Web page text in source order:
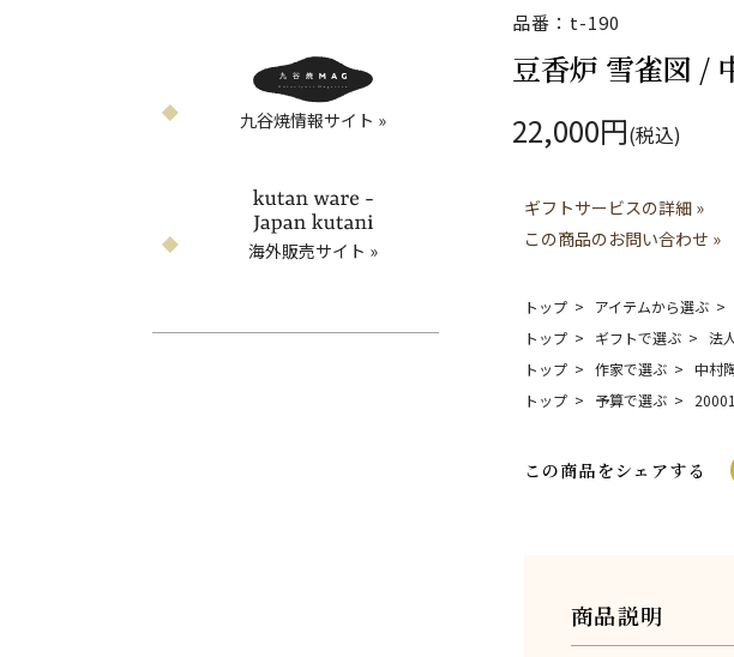
九谷焼情報サイト »
海外販売サイト »
品番：t-190
豆香炉 雪雀図 /
22,000円(税込)
ギフトサービスの詳細 »
この商品のお問い合わせ »
トップ アイテムから選ぶ
トップ
ギフトで選ぶ
法
トップ
作家で選ぶ
中村
トップ
予算で選ぶ
この商品をシェアする
商品説明